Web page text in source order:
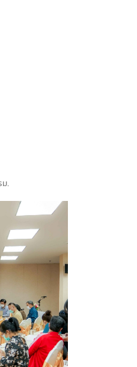
ม.